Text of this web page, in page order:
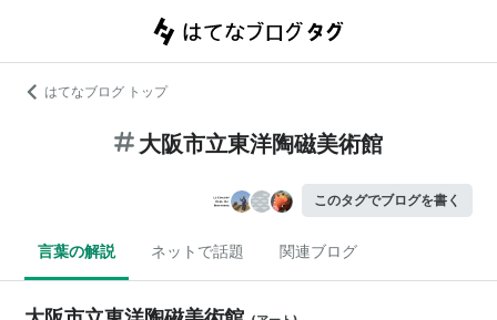
はてなブログ トップ
大阪市立東洋陶磁美術館
このタグでブログを書く
言葉の解説 ネットで話題 関連ブログ